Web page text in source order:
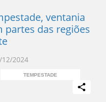
ventania
partes das regiões
12/2024
TEMPESTADE